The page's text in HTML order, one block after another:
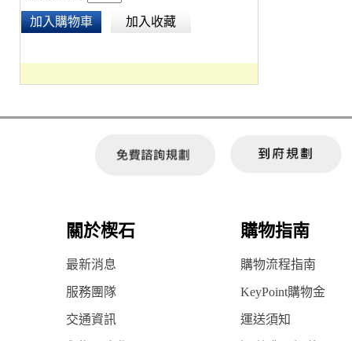
加入購物車 加入收藏
關於楔石 購物指南
最新消息 購物流程指南
服務團隊 KeyPoint購物金
交通資訊 運送須知